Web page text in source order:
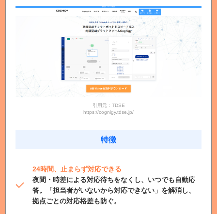
引用元：TDSE
https://cognigy.tdse.jp/
特徴
24時間、止まらず対応できる
夜間・時差による対応待ちをなくし、いつでも自動応
答。「担当者がいないから対応できない」を解消し、
拠点ごとの対応格差も防ぐ。